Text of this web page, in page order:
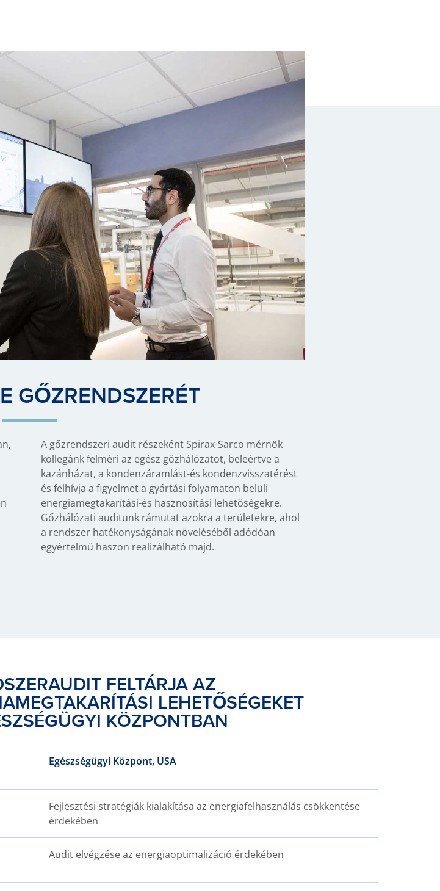
GŐZRENDSZERÉT
A gőzrendszeri audit részeként Spirax-Sarco mérnök
kollegánk felméri az egész gőzhálózatot, beleértve a
kazánházat, a kondenzáramlást-és kondenzvisszatérést
és felhívja a figyelmet a gyártási folyamaton belüli
energiamegtakarítási-és hasznosítási lehetőségekre.
Gőzhálózati auditunk rámutat azokra a területekre, ahol
a rendszer hatékonyságának növeléséből adódóan
egyértelmű haszon realizálható majd.
FELTÁRJA AZ
LEHETŐSÉGEKET
KÖZPONTBAN
Egészségügyi Központ, USA
Fejlesztési stratégiák kialakítása az energiafelhasználás csökkentése
érdekében
Audit elvégzése az energiaoptimalizáció érdekében